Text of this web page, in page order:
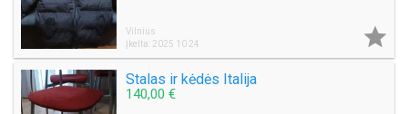
Vilnius
Įkelta: 2025 10 24

Stalas ir kėdės Italija
140,00 €